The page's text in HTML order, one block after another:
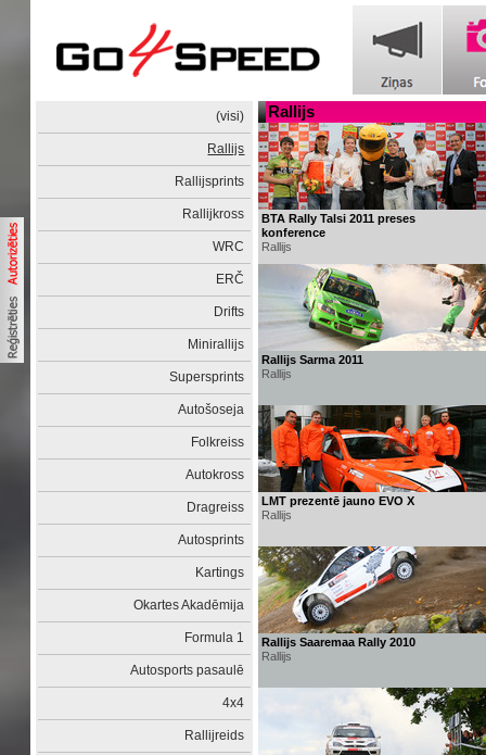
(visi)
Rallijs
Rallijsprints
Rallijkross
WRC
ERČ
Drifts
Minirallijs
Supersprints
Autošoseja
Folkreiss
Autokross
Dragreiss
Autosprints
Kartings
Okartes Akadēmija
Formula 1
Autosports pasaulē
4x4
Rallijreids
Rallijs
BTA Rally Talsi 2011 preses
konference
Rallijs
Rallijs Sarma 2011
Rallijs
LMT prezentē jauno EVO X
Rallijs
Rallijs Saaremaa Rally 2010
Rallijs